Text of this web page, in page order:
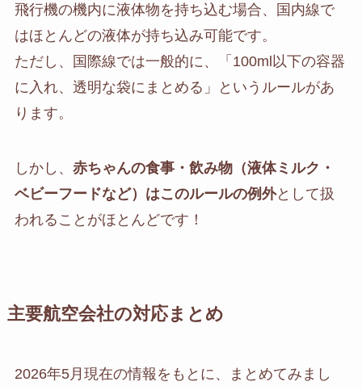
飛行機の機内に液体物を持ち込む場合、国内線で
はほとんどの液体が持ち込み可能です。
ただし、国際線では一般的に、「100ml以下の容器
に入れ、透明な袋にまとめる」というルールがあ
ります。
しかし、 赤ちゃんの食事・飲み物（液体ミルク・
ベビーフードなど）はこのルールの例外として扱
われることがほとんどです！
主要航空会社の対応まとめ
2026年5月現在の情報をもとに、まとめてみまし